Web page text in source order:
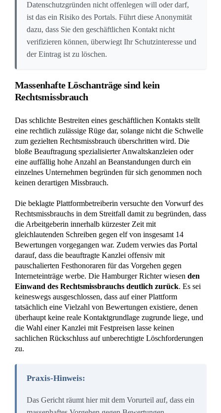
Datenschutzgründen nicht offenlegen will oder darf,
ist das ein Risiko des Portals. Führt diese Anonymität
dazu, dass Sie den geschäftlichen Kontakt nicht
verifizieren können, überwiegt Ihr Schutzinteresse und
der Eintrag ist zu löschen.
Massenhafte Löschanträge sind kein
Rechtsmissbrauch
Das schlichte Bestreiten eines geschäftlichen Kontakts stellt
eine rechtlich zulässige Rüge dar, solange nicht die Schwelle
zum gezielten Rechtsmissbrauch überschritten wird. Die
bloße Beauftragung spezialisierter Anwaltskanzleien oder
eine auffällig hohe Anzahl an Beanstandungen durch ein
einzelnes Unternehmen begründen für sich genommen noch
keinen derartigen Missbrauch.
Die beklagte Plattformbetreiberin versuchte den Vorwurf des
Rechtsmissbrauchs in dem Streitfall damit zu begründen, dass
die Arbeitgeberin innerhalb kürzester Zeit mit
gleichlautenden Schreiben gegen elf von insgesamt 14
Bewertungen vorgegangen war. Zudem verwies das Portal
darauf, dass die beauftragte Kanzlei offensiv mit
pauschalierten Festhonoraren für das Vorgehen gegen
Interneteinträge werbe. Die Hamburger Richter wiesen den
Einwand des Rechtsmissbrauchs deutlich zurück. Es sei
keineswegs ausgeschlossen, dass auf einer Plattform
tatsächlich eine Vielzahl von Bewertungen existiere, denen
überhaupt keine reale Kontaktgrundlage zugrunde liege, und
die Wahl einer Kanzlei mit Festpreisen lasse keinen
sachlichen Rückschluss auf unberechtigte Löschforderungen
zu.
Praxis-Hinweis:
Das Gericht räumt hier mit dem Vorurteil auf, dass ein